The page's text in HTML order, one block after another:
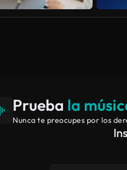
Prueba la
Nunca te preocupes por los